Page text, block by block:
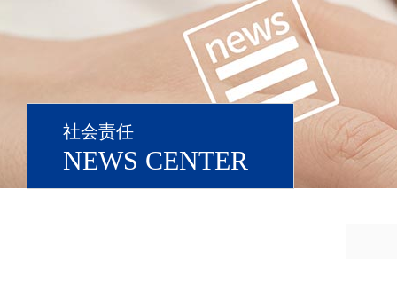
社会责任
NEWS CENTER